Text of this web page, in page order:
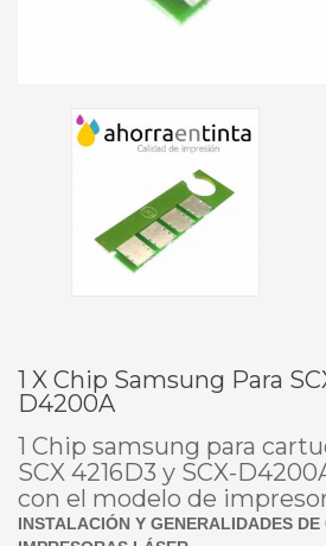
1 X Chip Samsung Para
D4200A
1 Chip samsung para
SCX 4216D3 y SCX-
con el modelo de
INSTALACIÓN Y GENERALIDADES DE